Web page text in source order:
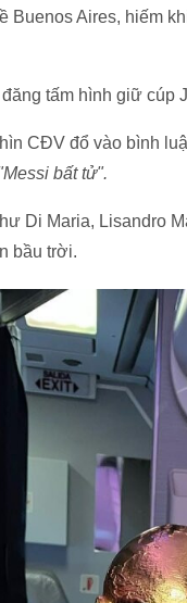
Buenos Aires, hiếm
tấm hình giữ cúp
CĐV đổ vào bình
bất tử".
Di Maria, Lisandro
bầu trời.